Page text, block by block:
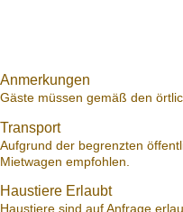
Anmerkungen
Gäste müssen gemäß den
Transport
Aufgrund der begrenzten
Mietwagen empfohlen.
Haustiere Erlaubt
Haustiere sind auf Anfrage